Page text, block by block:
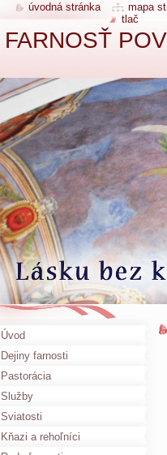
FARNOSŤ
Úvod
Dejiny farnosti
Pastorácia
Služby
Sviatosti
Kňazi a rehoľníci
úvodná stránka mapa
tlač